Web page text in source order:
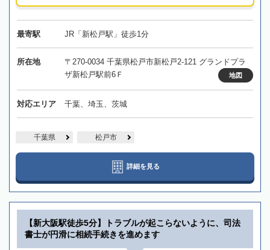
最寄駅 JR「新松戸駅」徒歩1分
所在地
〒270-0034 千葉県松戸市新松戸2-121 グランドプラ
ザ新松戸駅前6Ｆ
地図
対応エリア 千葉、埼玉、茨城
千葉県 松戸市
詳細を見る
【新大阪駅徒歩5分】トラブルが起こらないように、司法
書士が円滑に相続手続きを進めます